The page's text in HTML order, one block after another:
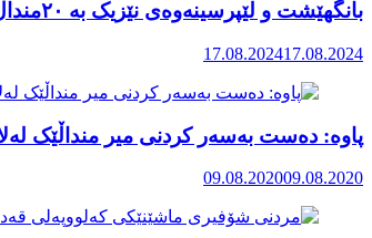
بانگهێشت و لێپرسینەوەی نێزیک بە ٢٠منداڵ و مێرمنداڵ لەلایەن بەکرێگیراوانی ئیتلاعاتەوە لە مەریوان
17.08.202417.08.2024
پاوە: دەست بەسەر کردنی میر منداڵێک
09.08.202009.08.2020